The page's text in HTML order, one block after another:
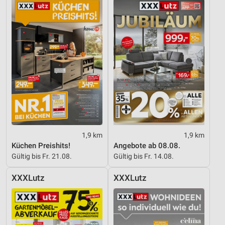
1,9 km
Küchen Preishits!
Gültig bis Fr. 21.08.
1,9 km
Angebote ab 08.08.
Gültig bis Fr. 14.08.
XXXLutz XXXLutz
Notwendig
Performance
Funktional
Werbung